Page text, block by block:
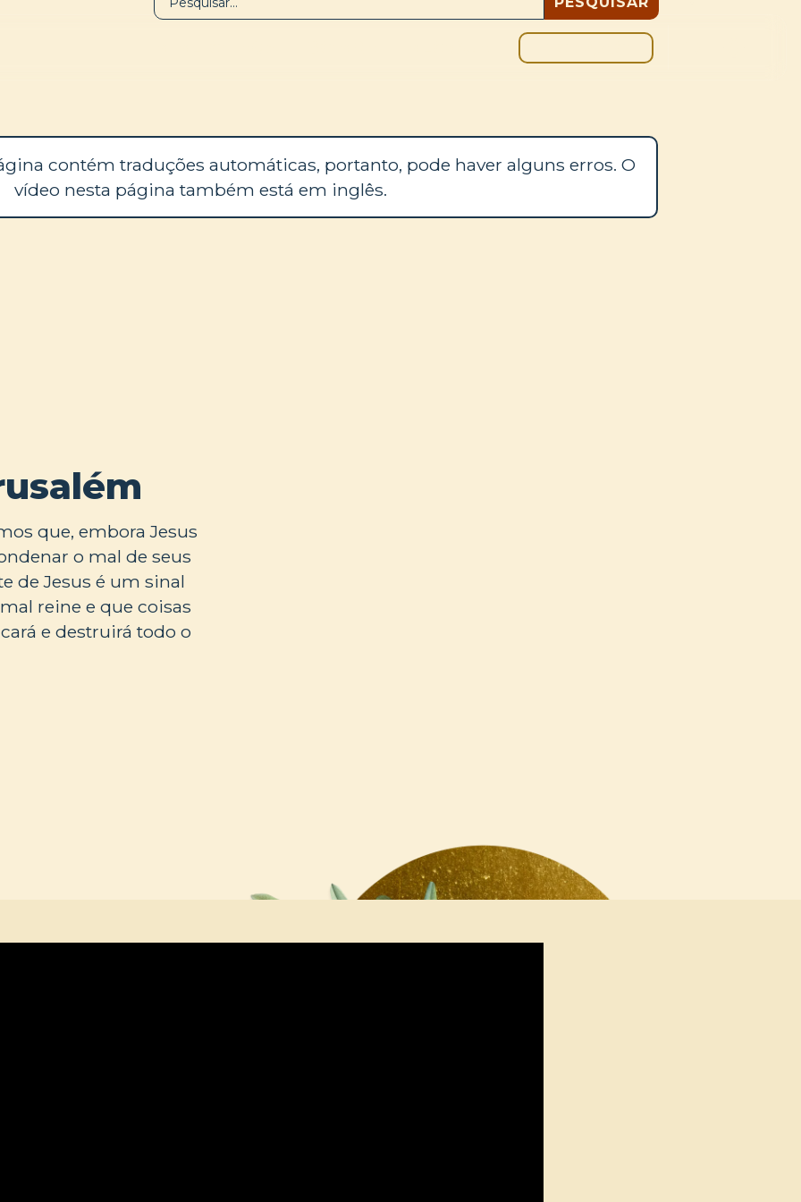
contém traduções automáticas, portanto, pode haver alguns erros. O
vídeo nesta página também está em inglês.
que, embora Jesus
o mal de seus
de Jesus é um sinal
reine e que coisas
e destruirá todo o